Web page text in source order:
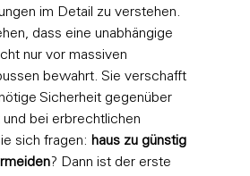
im Detail zu verstehen.
dass eine unabhängige
nur vor massiven
bewahrt. Sie verschafft
Sicherheit gegenüber
bei erbrechtlichen
sich fragen: haus zu günstig
? Dann ist der erste